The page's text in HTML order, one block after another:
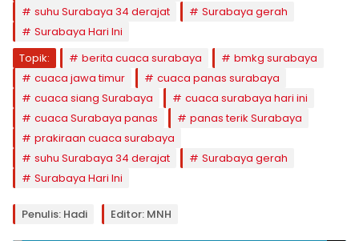
suhu Surabaya 34 derajat
Surabaya gerah
Surabaya Hari Ini
Topik:
berita cuaca surabaya
bmkg surabaya
cuaca jawa timur
cuaca panas surabaya
cuaca siang Surabaya
cuaca surabaya hari ini
cuaca Surabaya panas
panas terik Surabaya
prakiraan cuaca surabaya
suhu Surabaya 34 derajat
Surabaya gerah
Surabaya Hari Ini
Penulis: Hadi Editor: MNH